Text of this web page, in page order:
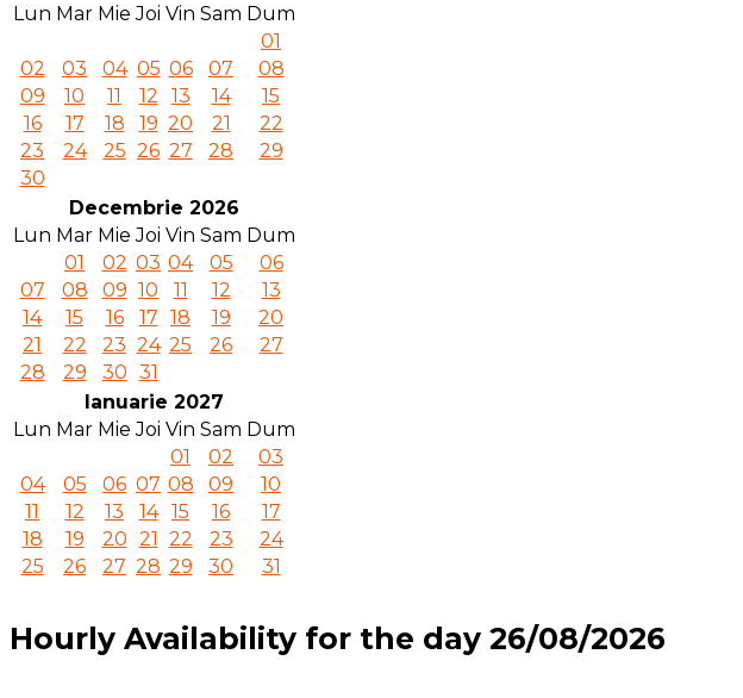
Lun Mar Mie Joi Vin Sam Dum
01
02
03 04 05 06 07
08
09
10 11 12 13 14
15
16
17 18 19 20 21
22
23
24 25 26 27 28
29
30
Decembrie 2026
Lun Mar Mie Joi Vin Sam Dum
01
02 03 04 05
06
07
08 09 10 11 12
13
14
15 16 17 18 19
20
21
22 23 24 25 26
27
28
29 30 31
Ianuarie 2027
Lun Mar Mie Joi Vin Sam Dum
01
02
03
04
05 06 07 08 09
10
11
12 13 14 15 16
17
18
19 20 21 22 23
24
25
26 27 28 29 30 31
Hourly Availability for the day 26/08/2026